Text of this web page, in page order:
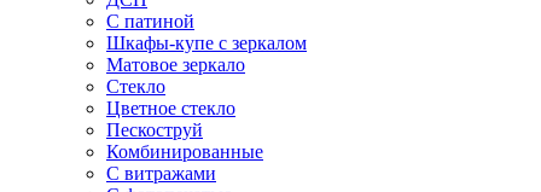
С патиной
Шкафы-купе с зеркалом
Матовое зеркало
Стекло
Цветное стекло
Пескоструй
Комбинированные
С витражами